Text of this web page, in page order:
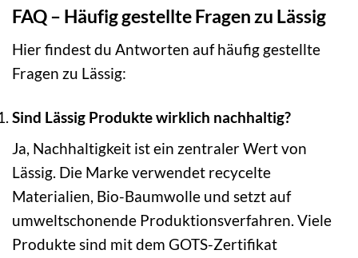
FAQ – Häufig gestellte Fragen zu Lässig
Hier findest du Antworten auf häufig gestellte
Fragen zu Lässig:
Sind Lässig Produkte wirklich nachhaltig?
Ja, Nachhaltigkeit ist ein zentraler Wert von
Lässig. Die Marke verwendet recycelte
Materialien, Bio-Baumwolle und setzt auf
umweltschonende Produktionsverfahren. Viele
Produkte sind mit dem GOTS-Zertifikat